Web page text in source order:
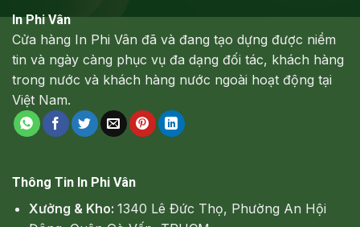
In Phi Vân
Cửa hàng In Phi Vân đã và đang tạo dựng được niềm
tin và ngày càng phục vụ đa dạng đối tác, khách hàng
trong nước và khách hàng nước ngoài hoạt động tại
Việt Nam.
Thông Tin In Phi Vân
Xưởng & Kho: 1340 Lê Đức Thọ, Phường An Hội